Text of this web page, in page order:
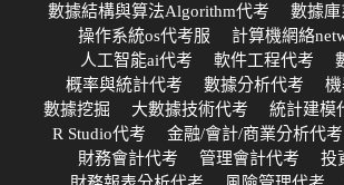
數據結構與算法Algorithm代考
數據庫
操作系統os代考服
計算機網絡
人工智能ai代考
軟件工程代考
概率與統計代考
數據分析代考
數據挖掘
大數據技術代考 統計建模
R Studio代考
金融/會計/商業分析代考
財務會計代考
管理會計代考
投